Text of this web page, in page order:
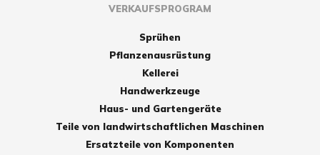
VERKAUFSPROGRAM
Sprühen
Pflanzenausrüstung
Kellerei
Handwerkzeuge
Haus- und Gartengeräte
Teile von landwirtschaftlichen Maschinen
Ersatzteile von Komponenten